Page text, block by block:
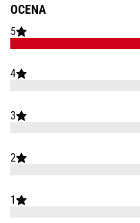
OCENA
5
4
3
2
1